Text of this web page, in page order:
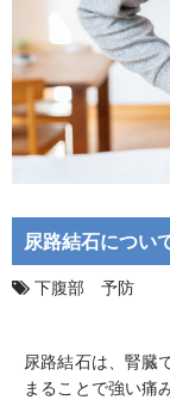
尿路結石につい
下腹部 予防
尿路結石は、腎臓
まることで強い痛